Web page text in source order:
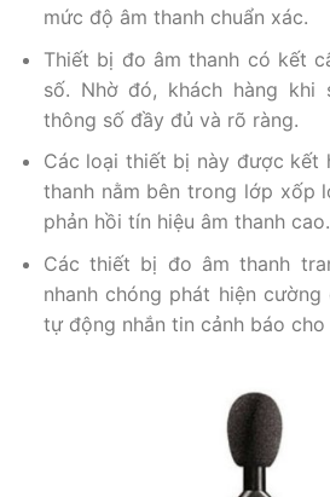
mức độ âm thanh chuẩn xác.
Thiết bị đo âm thanh có kết
số. Nhờ đó, khách hàng
thông số đầy đủ và rõ ràng.
Các loại thiết bị này được kết
thanh nằm bên trong lớp xốp
phản hồi tín hiệu âm thanh cao.
Các thiết bị đo âm thanh
nhanh chóng phát hiện
tự động nhắn tin cảnh báo